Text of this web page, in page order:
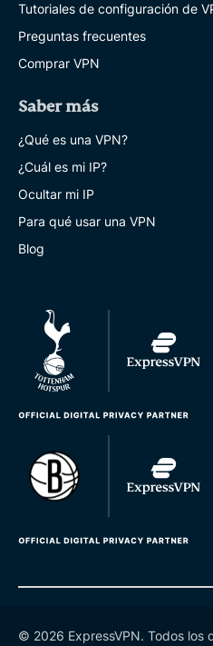
Tutoriales de configuración de
Preguntas frecuentes
Comprar VPN
Saber más
¿Qué es una VPN?
¿Cuál es mi IP?
Ocultar mi IP
Para qué usar una VPN
Blog
© 2026 ExpressVPN. Todos los